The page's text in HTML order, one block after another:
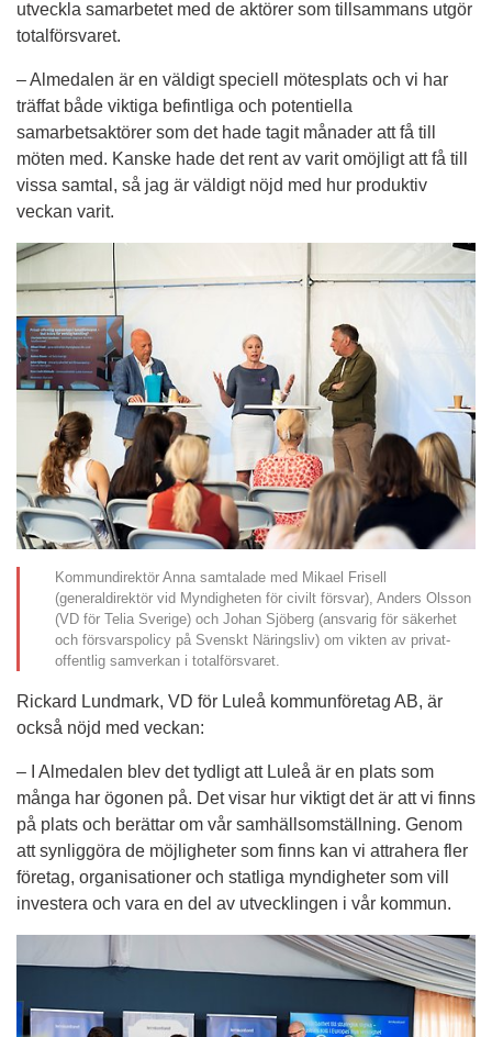
utveckla samarbetet med de aktörer som tillsammans utgör
totalförsvaret.
– Almedalen är en väldigt speciell mötesplats och vi har
träffat både viktiga befintliga och potentiella
samarbetsaktörer som det hade tagit månader att få till
möten med. Kanske hade det rent av varit omöjligt att få till
vissa samtal, så jag är väldigt nöjd med hur produktiv
veckan varit.
Kommundirektör Anna samtalade med Mikael Frisell
(generaldirektör vid Myndigheten för civilt försvar), Anders Olsson
(VD för Telia Sverige) och Johan Sjöberg (ansvarig för säkerhet
och försvarspolicy på Svenskt Näringsliv) om vikten av privat-
offentlig samverkan i totalförsvaret.
Rickard Lundmark, VD för Luleå kommunföretag AB, är
också nöjd med veckan:
– I Almedalen blev det tydligt att Luleå är en plats som
många har ögonen på. Det visar hur viktigt det är att vi finns
på plats och berättar om vår samhällsomställning. Genom
att synliggöra de möjligheter som finns kan vi attrahera fler
företag, organisationer och statliga myndigheter som vill
investera och vara en del av utvecklingen i vår kommun.